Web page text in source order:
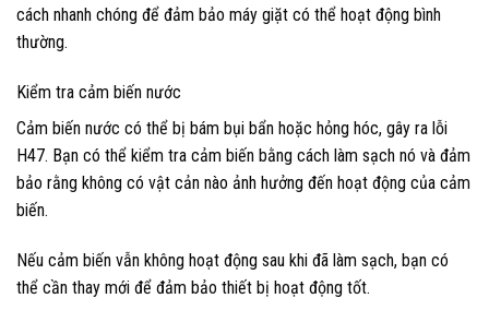
cách nhanh chóng để đảm bảo máy giặt có thể hoạt động bình
thường.
Kiểm tra cảm biến nước
Cảm biến nước có thể bị bám bụi bẩn hoặc hỏng hóc, gây ra lỗi
H47. Bạn có thể kiểm tra cảm biến bằng cách làm sạch nó và đảm
bảo rằng không có vật cản nào ảnh hưởng đến hoạt động của cảm
biến.
Nếu cảm biến vẫn không hoạt động sau khi đã làm sạch, bạn có
thể cần thay mới để đảm bảo thiết bị hoạt động tốt.